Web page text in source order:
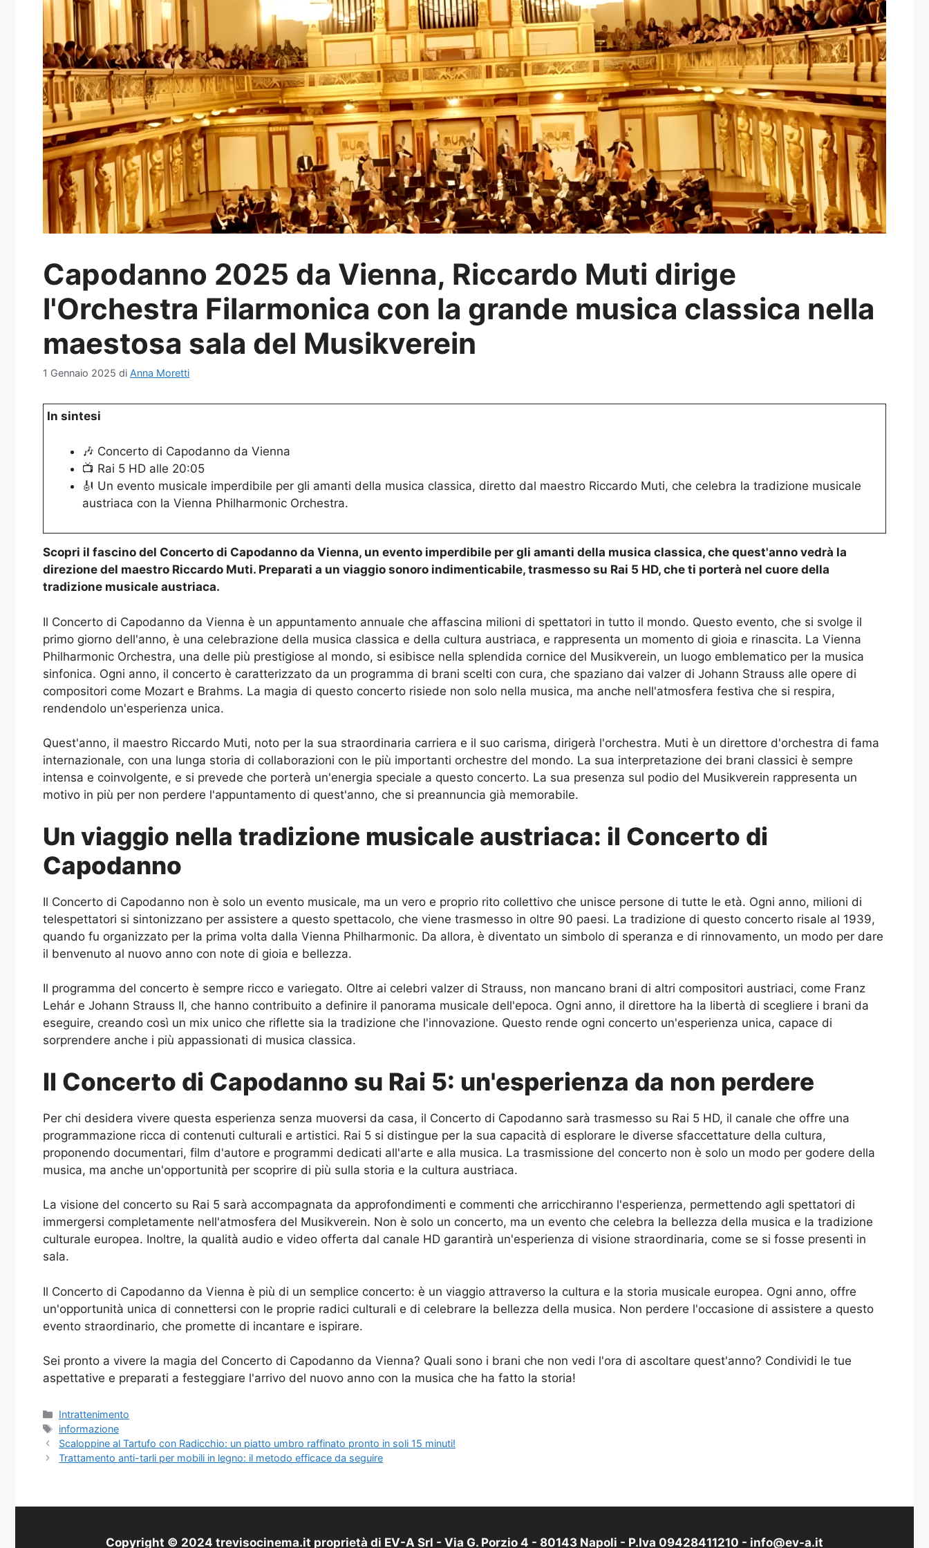
Capodanno 2025 da Vienna, Riccardo Muti dirige
l'Orchestra Filarmonica con la grande musica classica nella
maestosa sala del Musikverein
1 Gennaio 2025 di Anna Moretti
In sintesi
🎶 Concerto di Capodanno da Vienna
📺 Rai 5 HD alle 20:05
🎻 Un evento musicale imperdibile per gli amanti della musica classica, diretto dal maestro Riccardo Muti, che celebra la tradizione musicale
austriaca con la Vienna Philharmonic Orchestra.
Scopri il fascino del Concerto di Capodanno da Vienna, un evento imperdibile per gli amanti della musica classica, che quest'anno vedrà la
direzione del maestro Riccardo Muti. Preparati a un viaggio sonoro indimenticabile, trasmesso su Rai 5 HD, che ti porterà nel cuore della
tradizione musicale austriaca.
Il Concerto di Capodanno da Vienna è un appuntamento annuale che affascina milioni di spettatori in tutto il mondo. Questo evento, che si svolge il
primo giorno dell'anno, è una celebrazione della musica classica e della cultura austriaca, e rappresenta un momento di gioia e rinascita. La Vienna
Philharmonic Orchestra, una delle più prestigiose al mondo, si esibisce nella splendida cornice del Musikverein, un luogo emblematico per la musica
sinfonica. Ogni anno, il concerto è caratterizzato da un programma di brani scelti con cura, che spaziano dai valzer di Johann Strauss alle opere di
compositori come Mozart e Brahms. La magia di questo concerto risiede non solo nella musica, ma anche nell'atmosfera festiva che si respira,
rendendolo un'esperienza unica.
Quest'anno, il maestro Riccardo Muti, noto per la sua straordinaria carriera e il suo carisma, dirigerà l'orchestra. Muti è un direttore d'orchestra di fama
internazionale, con una lunga storia di collaborazioni con le più importanti orchestre del mondo. La sua interpretazione dei brani classici è sempre
intensa e coinvolgente, e si prevede che porterà un'energia speciale a questo concerto. La sua presenza sul podio del Musikverein rappresenta un
motivo in più per non perdere l'appuntamento di quest'anno, che si preannuncia già memorabile.
Un viaggio nella tradizione musicale austriaca: il Concerto di
Capodanno
Il Concerto di Capodanno non è solo un evento musicale, ma un vero e proprio rito collettivo che unisce persone di tutte le età. Ogni anno, milioni di
telespettatori si sintonizzano per assistere a questo spettacolo, che viene trasmesso in oltre 90 paesi. La tradizione di questo concerto risale al 1939,
quando fu organizzato per la prima volta dalla Vienna Philharmonic. Da allora, è diventato un simbolo di speranza e di rinnovamento, un modo per dare
il benvenuto al nuovo anno con note di gioia e bellezza.
Il programma del concerto è sempre ricco e variegato. Oltre ai celebri valzer di Strauss, non mancano brani di altri compositori austriaci, come Franz
Lehár e Johann Strauss II, che hanno contribuito a definire il panorama musicale dell'epoca. Ogni anno, il direttore ha la libertà di scegliere i brani da
eseguire, creando così un mix unico che riflette sia la tradizione che l'innovazione. Questo rende ogni concerto un'esperienza unica, capace di
sorprendere anche i più appassionati di musica classica.
Il Concerto di Capodanno su Rai 5: un'esperienza da non perdere
Per chi desidera vivere questa esperienza senza muoversi da casa, il Concerto di Capodanno sarà trasmesso su Rai 5 HD, il canale che offre una
programmazione ricca di contenuti culturali e artistici. Rai 5 si distingue per la sua capacità di esplorare le diverse sfaccettature della cultura,
proponendo documentari, film d'autore e programmi dedicati all'arte e alla musica. La trasmissione del concerto non è solo un modo per godere della
musica, ma anche un'opportunità per scoprire di più sulla storia e la cultura austriaca.
La visione del concerto su Rai 5 sarà accompagnata da approfondimenti e commenti che arricchiranno l'esperienza, permettendo agli spettatori di
immergersi completamente nell'atmosfera del Musikverein. Non è solo un concerto, ma un evento che celebra la bellezza della musica e la tradizione
culturale europea. Inoltre, la qualità audio e video offerta dal canale HD garantirà un'esperienza di visione straordinaria, come se si fosse presenti in
sala.
Il Concerto di Capodanno da Vienna è più di un semplice concerto: è un viaggio attraverso la cultura e la storia musicale europea. Ogni anno, offre
un'opportunità unica di connettersi con le proprie radici culturali e di celebrare la bellezza della musica. Non perdere l'occasione di assistere a questo
evento straordinario, che promette di incantare e ispirare.
Sei pronto a vivere la magia del Concerto di Capodanno da Vienna? Quali sono i brani che non vedi l'ora di ascoltare quest'anno? Condividi le tue
aspettative e preparati a festeggiare l'arrivo del nuovo anno con la musica che ha fatto la storia!
Categorie
Intrattenimento
Tag
informazione
Scaloppine al Tartufo con Radicchio: un piatto umbro raffinato pronto in soli 15 minuti!
Trattamento anti-tarli per mobili in legno: il metodo efficace da seguire
Copyright © 2024 trevisocinema.it proprietà di EV-A Srl - Via G. Porzio 4 - 80143 Napoli - P.Iva 09428411210 - info@ev-a.it